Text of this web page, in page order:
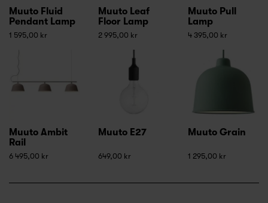
Muuto Fluid
Pendant Lamp
1 595,00 kr
Muuto Leaf
Floor Lamp
2 995,00 kr
Muuto Pull
Lamp
4 395,00 kr
Muuto Ambit
Rail
6 495,00 kr
Muuto E27
649,00 kr
Muuto Grain
1 295,00 kr